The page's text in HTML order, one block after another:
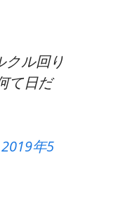
クル回り
て日だ
2019年5